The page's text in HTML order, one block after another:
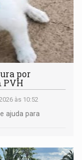
por
PVH
às 10:52
ajuda para